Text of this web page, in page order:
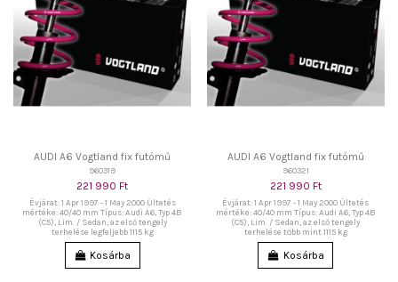
AUDI A6 Vogtland fix futómű
960319
221 990 Ft
Évjárat: 1 Apr 1997 - 1 May 2000 Ültetés
mértéke: 40/40 mm Típus: Audi A6, Typ 4B
(C5), Lim. / Sedan, az első tengely
terhelése legfeljebb 1115 kg
Kosárba
AUDI A6 Vogtland fix futómű
960321
221 990 Ft
Évjárat: 1 Apr 1997 - 1 May 2000 Ültetés
mértéke: 40/40 mm Típus: Audi A6, Typ 4B
(C5), Lim. / Sedan, az első tengely
terhelése több mint 1115 kg
Kosárba